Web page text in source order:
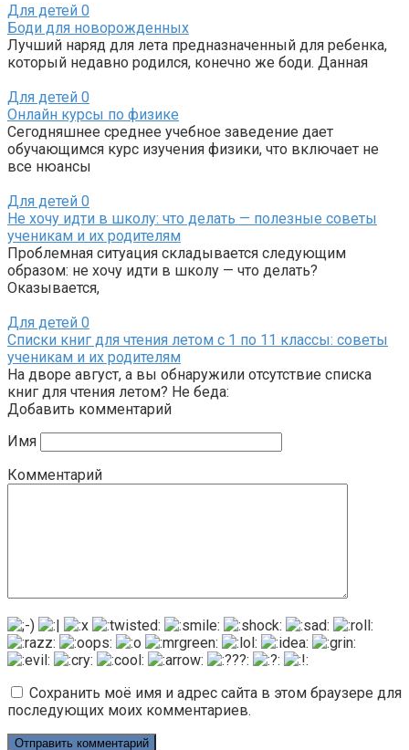
Для детей 0
Боди для новорожденных
Лучший наряд для лета предназначенный для ребенка,
который недавно родился, конечно же боди. Данная
Для детей 0
Онлайн курсы по физике
Сегодняшнее среднее учебное заведение дает
обучающимся курс изучения физики, что включает не
все нюансы
Для детей 0
Не хочу идти в школу: что делать — полезные советы
ученикам и их родителям
Проблемная ситуация складывается следующим
образом: не хочу идти в школу — что делать?
Оказывается,
Для детей 0
Списки книг для чтения летом с 1 по 11 классы: советы
ученикам и их родителям
На дворе август, а вы обнаружили отсутствие списка
книг для чтения летом? Не беда:
Добавить комментарий
Имя
Комментарий
Сохранить моё имя и адрес сайта в этом браузере для
последующих моих комментариев.